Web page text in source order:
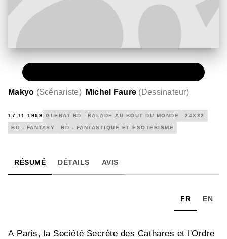
Makyo (Scénariste) Michel Faure (Dessinateur)
17.11.1999 GLÉNAT BD BALADE AU BOUT DU MONDE 24X32
BD - FANTASY BD - FANTASTIQUE ET ÉSOTÉRISME
RÉSUMÉ DÉTAILS AVIS
FR EN
A Paris, la Société Secrète des Cathares et l'Ordre